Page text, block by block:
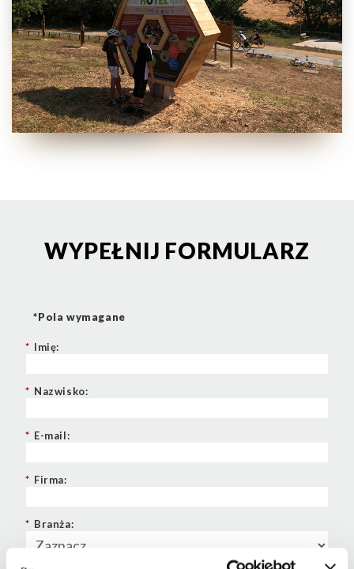
WYPEŁNIJ FORMULARZ
*Pola wymagane
* Imię:
* Nazwisko:
* E-mail:
* Firma:
* Branża: